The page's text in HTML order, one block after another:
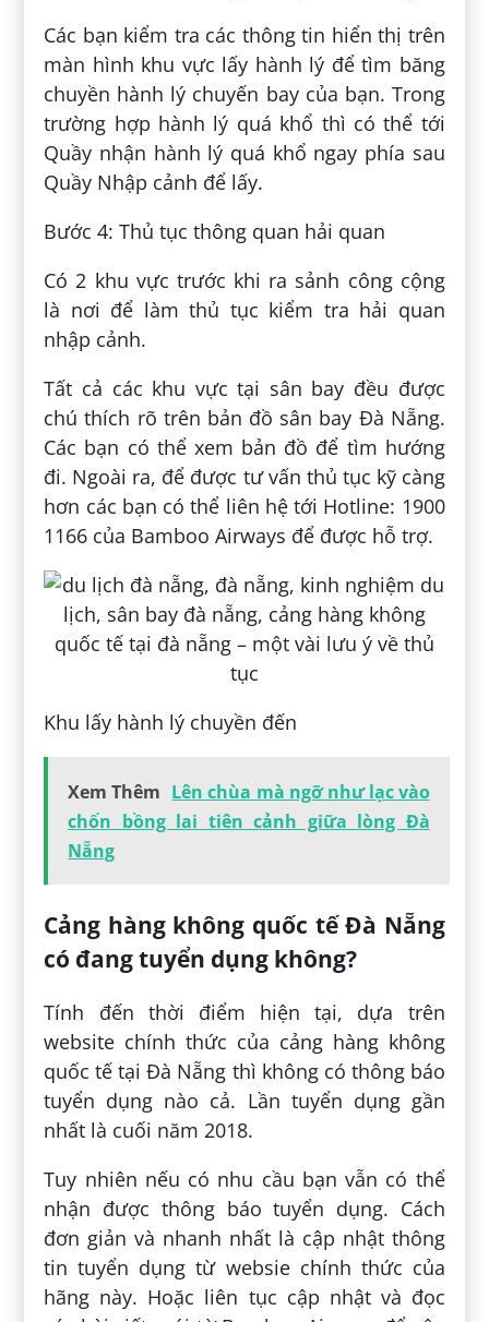
Các bạn kiểm tra các thông tin hiển thị trên
màn hình khu vực lấy hành lý để tìm băng
chuyền hành lý chuyến bay của bạn. Trong
trường hợp hành lý quá khổ thì có thể tới
Quầy nhận hành lý quá khổ ngay phía sau
Quầy Nhập cảnh để lấy.
Bước 4: Thủ tục thông quan hải quan
Có 2 khu vực trước khi ra sảnh công cộng
là nơi để làm thủ tục kiểm tra hải quan
nhập cảnh.
Tất cả các khu vực tại sân bay đều được
chú thích rõ trên bản đồ sân bay Đà Nẵng.
Các bạn có thể xem bản đồ để tìm hướng
đi. Ngoài ra, để được tư vấn thủ tục kỹ càng
hơn các bạn có thể liên hệ tới Hotline: 1900
1166 của Bamboo Airways để được hỗ trợ.
Khu lấy hành lý chuyền đến
Xem Thêm Lên chùa mà ngỡ như lạc vào
chốn bồng lai tiên cảnh giữa lòng Đà
Nẵng
Cảng hàng không quốc tế Đà Nẵng
có đang tuyển dụng không?
Tính đến thời điểm hiện tại, dựa trên
website chính thức của cảng hàng không
quốc tế tại Đà Nẵng thì không có thông báo
tuyển dụng nào cả. Lần tuyển dụng gần
nhất là cuối năm 2018.
Tuy nhiên nếu có nhu cầu bạn vẫn có thể
nhận được thông báo tuyển dụng. Cách
đơn giản và nhanh nhất là cập nhật thông
tin tuyển dụng từ websie chính thức của
hãng này. Hoặc liên tục cập nhật và đọc